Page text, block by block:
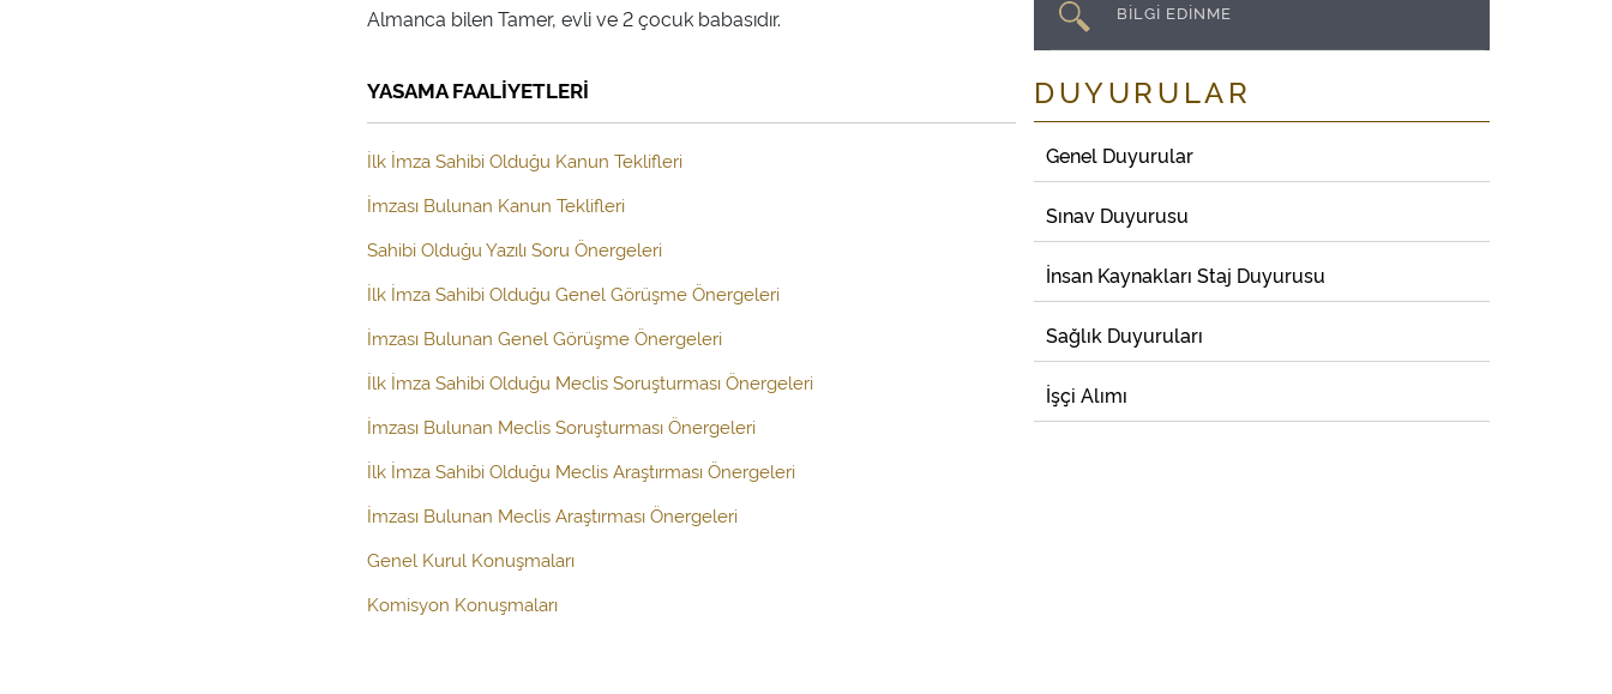
YASAMA FAALİYETLERİ
İlk İmza Sahibi Olduğu Kanun Teklifleri
İmzası Bulunan Kanun Teklifleri
Sahibi Olduğu Yazılı Soru Önergeleri
İlk İmza Sahibi Olduğu Genel Görüşme Önergeleri
İmzası Bulunan Genel Görüşme Önergeleri
İlk İmza Sahibi Olduğu Meclis Soruşturması Önergeleri
İmzası Bulunan Meclis Soruşturması Önergeleri
İlk İmza Sahibi Olduğu Meclis Araştırması Önergeleri
İmzası Bulunan Meclis Araştırması Önergeleri
Genel Kurul Konuşmaları
Komisyon Konuşmaları
BİLGİ EDİNME
DUYURULAR
Genel Duyurular
Sınav Duyurusu
İnsan Kaynakları Staj Duyurusu
Sağlık Duyuruları
İşçi Alımı